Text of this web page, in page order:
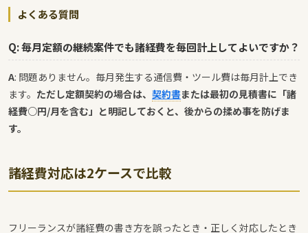
よくある質問
Q: 毎月定額の継続案件でも諸経費を毎回計上してよいですか？
A: 問題ありません。毎月発生する通信費・ツール費は毎月計上でき
ます。 ただし定額契約の場合は、 契約書または最初の見積書に「諸
経費○円/月を含む」と明記しておくと、後からの揉め事を防げま
す。
諸経費対応は2ケースで比較
フリーランスが諸経費の書き方を誤ったとき・正しく対応したとき